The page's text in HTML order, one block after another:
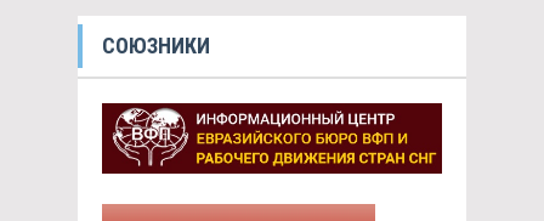
СОЮЗНИКИ